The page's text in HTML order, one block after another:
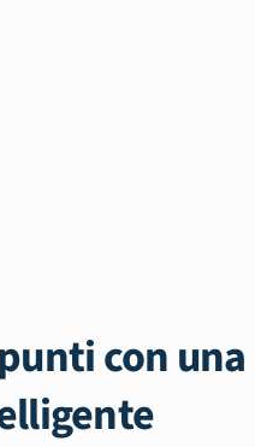
con una